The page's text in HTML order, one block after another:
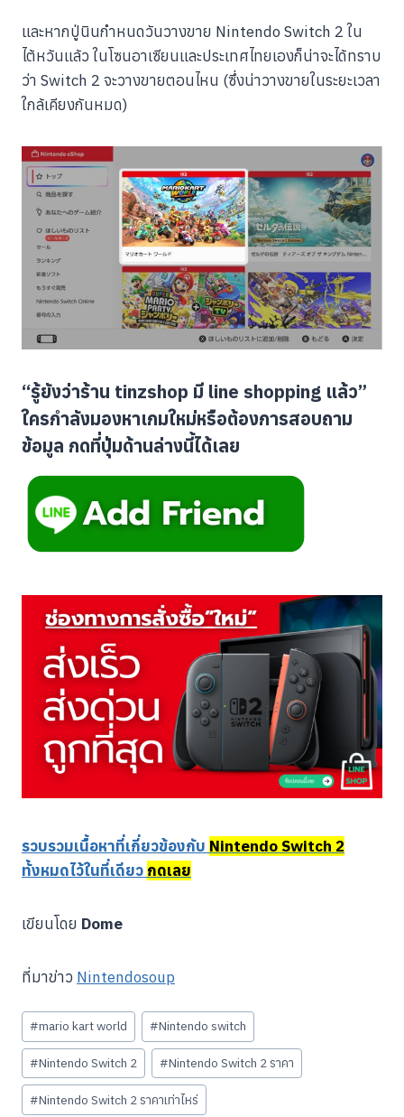
และหากปู่นินกำหนดวันวางขาย Nintendo Switch 2 ใน
ไต้หวันแล้ว ในโซนอาเซียนและประเทศไทยเองก็น่าจะได้ทราบ
ว่า Switch 2 จะวางขายตอนไหน (ซึ่งน่าวางขายในระยะเวลา
ใกล้เคียงกันหมด)
“รู้ยังว่าร้าน tinzshop มี line shopping แล้ว”
ใครกำลังมองหาเกมใหม่หรือต้องการสอบถาม
ข้อมูล กดที่ปุ่มด้านล่างนี้ได้เลย
รวบรวมเนื้อหาที่เกี่ยวข้องกับ Nintendo Switch 2
ทั้งหมดไว้ในที่เดียว กดเลย
เขียนโดย Dome
ที่มาข่าว Nintendosoup
Post
Tags:
#mario kart world #Nintendo switch
#Nintendo Switch 2 #Nintendo Switch 2 ราคา
#Nintendo Switch 2 ราคาเท่าไหร่